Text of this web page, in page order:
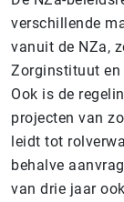
verschillende
vanuit de NZa,
Zorginstituut en
Ook is de
projecten van
leidt tot
behalve
van drie jaar